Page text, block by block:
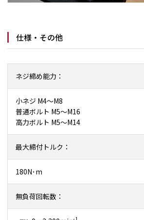
仕様・その他
ネジ締め能力：
小ネジ M4～M8
普通ボルト M5～M16
高力ボルト M5～M14
最大締付トルク：
180N･m
無負荷回転数：